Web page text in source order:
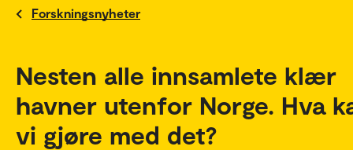
Forskningsnyheter
Nesten alle innsamlete klær
havner utenfor Norge. Hva
vi gjøre med det?